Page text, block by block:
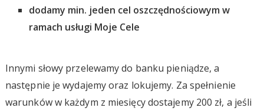
dodamy min. jeden cel oszczędnościowym w
ramach usługi Moje Cele
Innymi słowy przelewamy do banku pieniądze, a
następnie je wydajemy oraz lokujemy. Za spełnienie
warunków w każdym z miesięcy dostajemy 200 zł, a jeśli